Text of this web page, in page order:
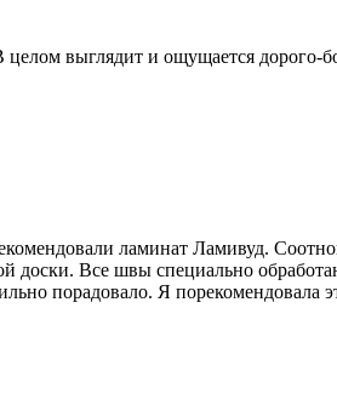
выглядит и ощущается дорого-
ламинат Ламивуд.
доски. Все швы специально
порадовало. Я порекомендовала